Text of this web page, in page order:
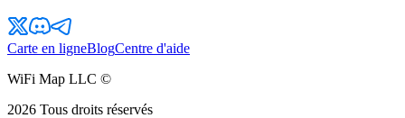
Carte en ligneBlogCentre d'aide
WiFi Map LLC ©
2026 Tous droits réservés